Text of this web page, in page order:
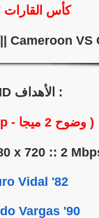
كأس القارات 2017
: الأهداف HD :-
( وضوح 2 ميجا - HD 720p )
82' Arturo Vidal
90' Eduardo Vargas